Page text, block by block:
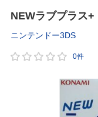
NEWラブプラス+
ニンテンドー3DS
0件